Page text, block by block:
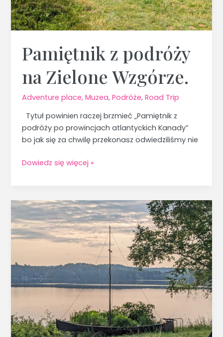
Pamiętnik z podróży
na Zielone Wzgórze.
Adventure place,Muzea,Podróże,Road Trip
Tytuł powinien raczej brzmieć „Pamiętnik z
podróży po prowincjach atlantyckich Kanady”
bo jak się za chwilę przekonasz odwiedziliśmy nie
Dowiedz się więcej »
Kaszuby-
kawałek
Polski
na
końcu
świata.